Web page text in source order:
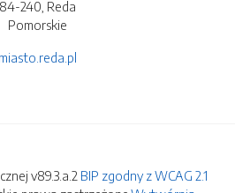
84-240, Reda
Pomorskie
miasto.reda.pl
v89.3.a.2 BIP zgodny z WCAG 2.1